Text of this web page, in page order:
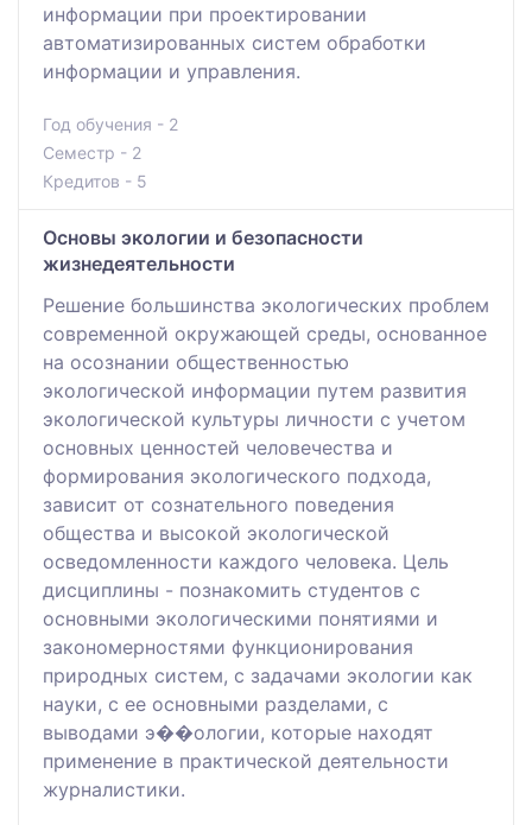
информации при проектировании
автоматизированных систем обработки
информации и управления.
Год обучения - 2
Семестр - 2
Кредитов - 5
Основы экологии и безопасности
жизнедеятельности
Решение большинства экологических проблем
современной окружающей среды, основанное
на осознании общественностью
экологической информации путем развития
экологической культуры личности с учетом
основных ценностей человечества и
формирования экологического подхода,
зависит от сознательного поведения
общества и высокой экологической
осведомленности каждого человека. Цель
дисциплины - познакомить студентов с
основными экологическими понятиями и
закономерностями функционирования
природных систем, с задачами экологии как
науки, с ее основными разделами, с
выводами э��ологии, которые находят
применение в практической деятельности
журналистики.